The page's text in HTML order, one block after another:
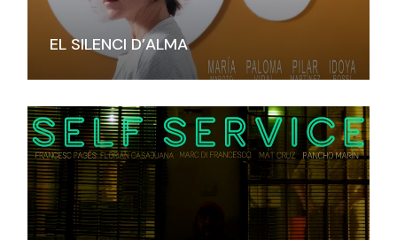
EL SILENCI D’ALMA